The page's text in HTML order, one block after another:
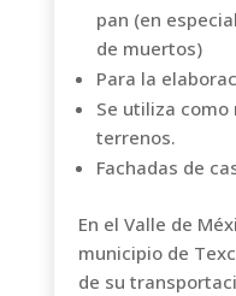
pan (en
de muertos)
Para la
Se utiliza
terrenos.
Fachadas de
En el Valle de
municipio de
de su